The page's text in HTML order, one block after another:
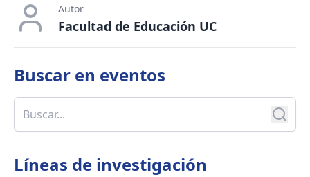
Autor
Facultad de Educación UC
Buscar en eventos
Líneas de investigación